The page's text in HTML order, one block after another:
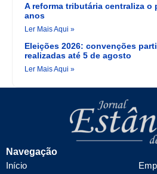
A reforma tributária centraliza o
anos
Ler Mais Aqui »
Eleições 2026: convenções
realizadas até 5 de agosto
Ler Mais Aqui »
Navegação
Início